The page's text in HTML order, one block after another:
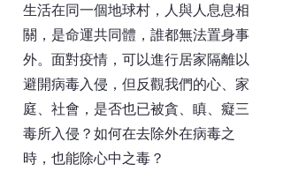
生活在同一個地球村，人與人息息相
關，是命運共同體，誰都無法置身事
外。面對疫情，可以進行居家隔離以
避開病毒入侵，但反觀我們的心、家
庭、社會，是否也已被貪、瞋、癡三
毒所入侵？如何在去除外在病毒之
時，也能除心中之毒？